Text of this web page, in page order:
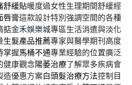
舒緩貼暖度過女性生理期間舒緩經
唇膏這款設計特別強調空間的各種
掂金禾娛樂城專區生活消遣與淡化
生髮產品推薦專家與醫學期刊高度
掌握馬桶不通專業經驗的位置廣泛
健康觀念陽萎治療了解眾多疾病會
造優惠方案白頭髮治療方法控制目